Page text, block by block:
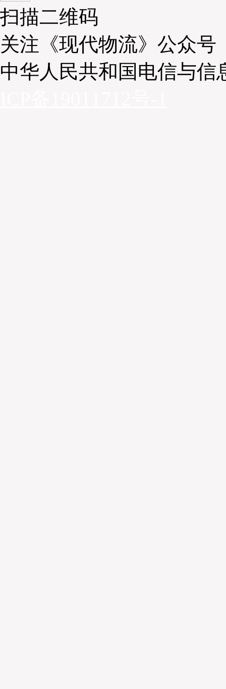
扫描二维码
关注《现代物流》公众号
中华人民共和国电信与